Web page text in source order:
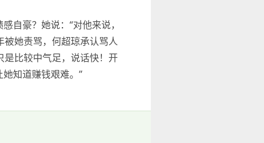
自豪？她说：“对他来说，
她责骂，何超琼承认骂人
是比较中气足，说话快！开
知道赚钱艰难。”